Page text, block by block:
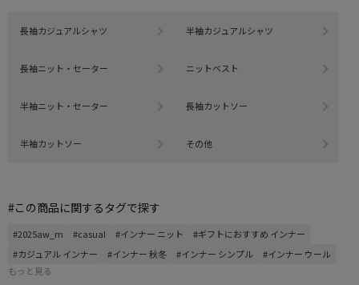
長袖カジュアルシャツ 半袖カジュアルシャツ
長袖ニット・セーター ニットベスト
半袖ニット・セーター 長袖カットソー
半袖カットソー その他
#この商品に関するタグで探す
#2025aw_m #casual #インナー ニット
#ギフトにおすすめ インナー
#カジュアル インナー
#インナー 秋冬 #インナー シンプル
#インナー ウール
もっと見る